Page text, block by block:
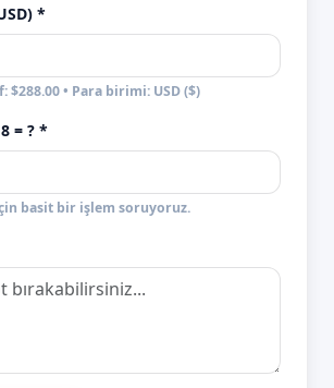
*
• Para birimi: USD ($)
= ? *
basit bir işlem soruyoruz.